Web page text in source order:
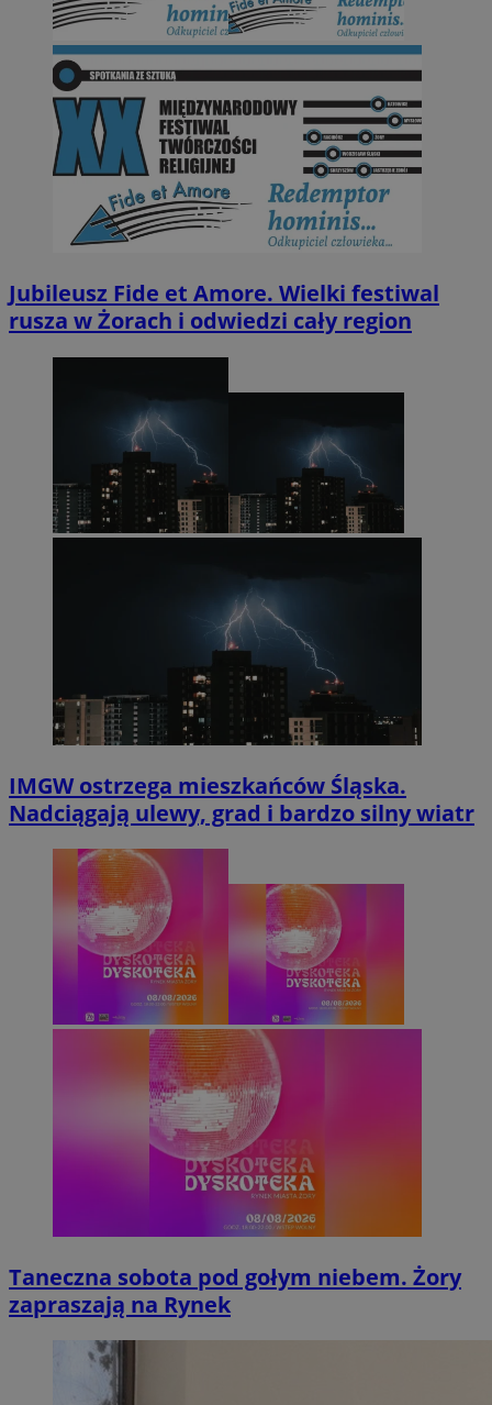
Jubileusz Fide et Amore. Wielki festiwal
rusza w Żorach i odwiedzi cały region
IMGW ostrzega mieszkańców Śląska.
Nadciągają ulewy, grad i bardzo silny wiatr
Taneczna sobota pod gołym niebem. Żory
zapraszają na Rynek